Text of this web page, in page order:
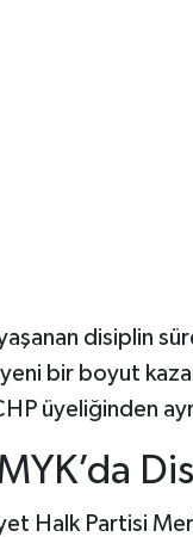
disiplin
yeni bir boyut
üyeliğinden
Halk Partisi